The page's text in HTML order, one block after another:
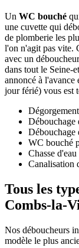
Un WC bouché
une cuvette qui
de plomberie les
l'on n'agit pas vite.
avec un
dans tout le Seine-
annoncé à
jour férié) vous est
Débouchage
Débouchage
WC bouché
Chasse
Canalisation
Tous les
Combs-la-
Nos déboucheurs
modèle le plus